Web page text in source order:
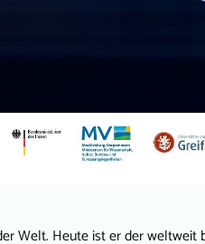
Welt. Heute ist er der weltweit